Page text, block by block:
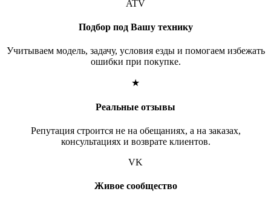
ATV
Подбор под Вашу технику
Учитываем модель, задачу, условия езды и помогаем избежать
ошибки при покупке.
★
Реальные отзывы
Репутация строится не на обещаниях, а на заказах,
консультациях и возврате клиентов.
VK
Живое сообщество